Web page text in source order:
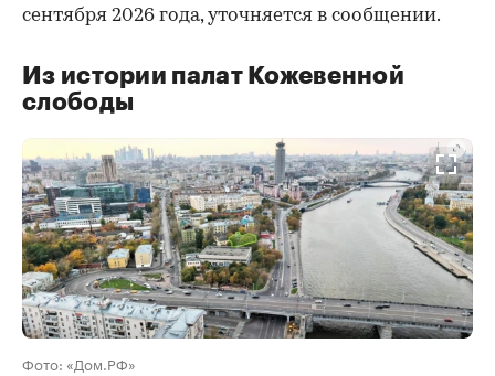
сентября 2026 года, уточняется в сообщении.
00:00 / 00:00
Из истории палат Кожевенной
слободы
Фото: «Дом.РФ»